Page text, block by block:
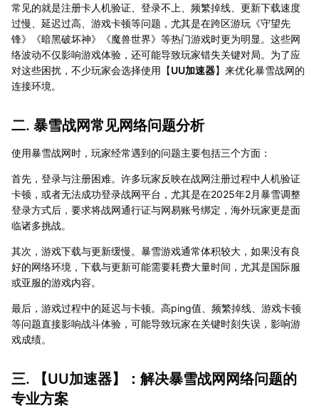
常见的就是注册卡人机验证、登录不上、频繁掉线、更新下载速度
过慢、延迟过高、游戏卡顿等问题，尤其是在跨区游玩《守望先
锋》《暗黑破坏神》《魔兽世界》等热门游戏时更为明显。这些网
络波动不仅影响游戏体验，还可能导致玩家错失关键对局。为了应
对这些困扰，不少玩家会选择使用【UU加速器】来优化暴雪战网的
连接环境。
二. 暴雪战网常见网络问题分析
使用暴雪战网时，玩家经常遇到的问题主要包括三个方面：
首先，登录与注册困难。许多玩家反映在战网注册过程中人机验证
卡顿，或者无法成功登录战网平台，尤其是在2025年2月暴雪调整
登录方式后，要求将战网通行证与网易账号绑定，海外玩家更是面
临诸多挑战。
其次，游戏下载与更新缓慢。暴雪游戏通常体积较大，如果没有良
好的网络环境，下载与更新可能需要耗费大量时间，尤其是国际服
或亚服的游戏内容。
最后，游戏过程中的延迟与卡顿。高ping值、频繁掉线、游戏卡顿
等问题直接影响战斗体验，可能导致玩家在关键时刻失误，影响游
戏成绩。
三. 【UU加速器】：解决暴雪战网网络问题的
专业方案